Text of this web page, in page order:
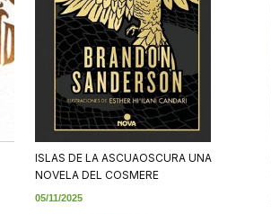
ISLAS DE LA ASCUAOSCURA UNA
NOVELA DEL COSMERE
05/11/2025